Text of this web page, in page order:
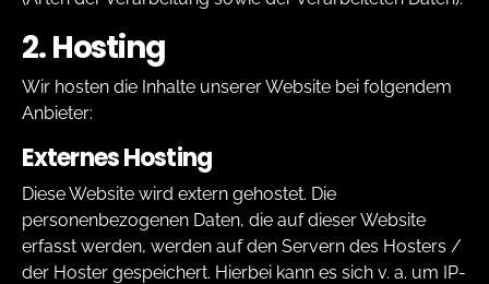
2. Hosting
Wir hosten die Inhalte unserer Website bei folgendem
Anbieter:
Externes Hosting
Diese Website wird extern gehostet. Die
personenbezogenen Daten, die auf dieser Website
erfasst werden, werden auf den Servern des Hosters /
der Hoster gespeichert. Hierbei kann es sich v. a. um IP-